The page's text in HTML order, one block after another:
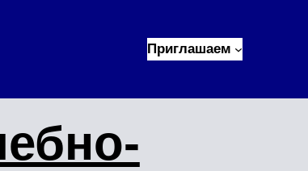
Приглашаем